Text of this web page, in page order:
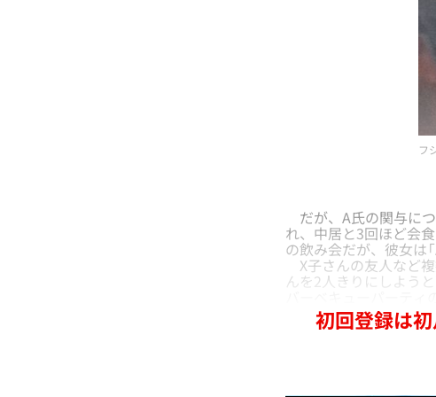
フ
だが、A氏の関与に
れ、中居と3回ほど会
の飲み会だが、彼女は
X子さんの友人など
んを2人きりにしよう
初回登録は初